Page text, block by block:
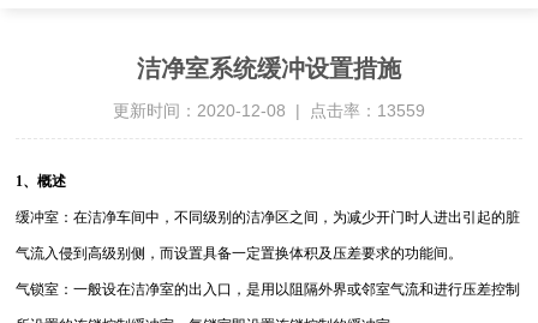
洁净室系统缓冲设置措施
更新时间：2020-12-08 | 点击率：13559
1、概述
缓冲室：在洁净车间中，不同级别的洁净区之间，为减少开门时人进出引起的脏
气流入侵到高级别侧，而设置具备一定置换体积及压差要求的功能间。
气锁室：一般设在洁净室的出入口，是用以阻隔外界或邻室气流和进行压差控制